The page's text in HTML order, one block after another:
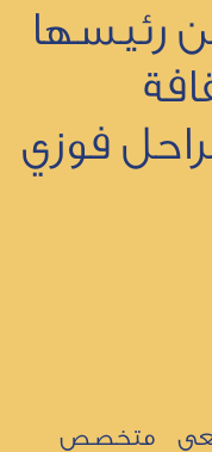
رئيسها
فوزي
متخصص